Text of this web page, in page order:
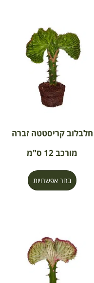
חלבלוב קריסטטה זברה
מורכב 12 ס"מ
בחר אפשרויות